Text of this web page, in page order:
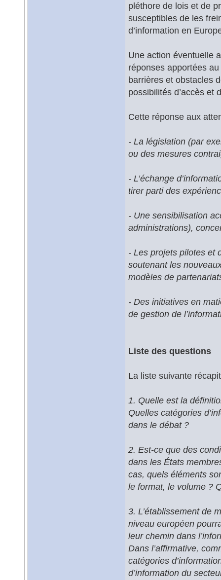
pléthore de lois et de
susceptibles de les
d’information en
Une action éventuelle
réponses apportées
barrières et obstacles
possibilités d’accès et
Cette réponse aux
- La législation (par
ou des mesures
- L’échange
tirer parti des
- Une sensibilisation
administrations),
- Les projets pilotes et
soutenant les
modèles de
- Des initiatives en
de gestion de
Liste des questions
La liste suivante
1. Quelle est la
Quelles catégories
dans le débat ?
2. Est-ce que des
dans les États
cas, quels éléments
le format, le volume ?
3. L’établissement de
niveau européen
leur chemin dans
Dans l’affirmative,
catégories
d’information du